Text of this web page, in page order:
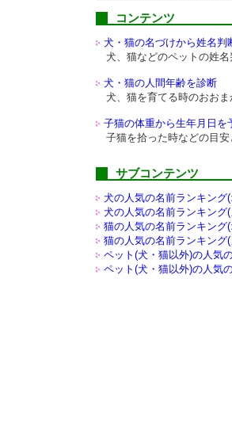
コンテンツ
犬・猫の名づけから姓名判
犬、猫などのペットの姓名
犬・猫の人間年齢を診断
犬、猫を育てる時のおおま
子猫の体重から生年月日を
子猫を拾った時などの目安
サブコンテンツ
犬の人気の名前ランキング
犬の人気の名前ランキング
猫の人気の名前ランキング
猫の人気の名前ランキング
ペット(犬・猫以外)の人気
ペット(犬・猫以外)の人気